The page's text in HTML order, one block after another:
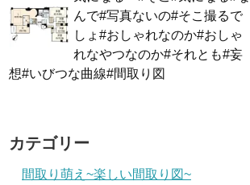
んで#写真ないの#そこ撮るで
しょ#おしゃれなのか#おしゃ
れなやつなのか#それとも#妄
想#いびつな曲線#間取り図
カテゴリー
間取り萌え~楽しい間取り図~